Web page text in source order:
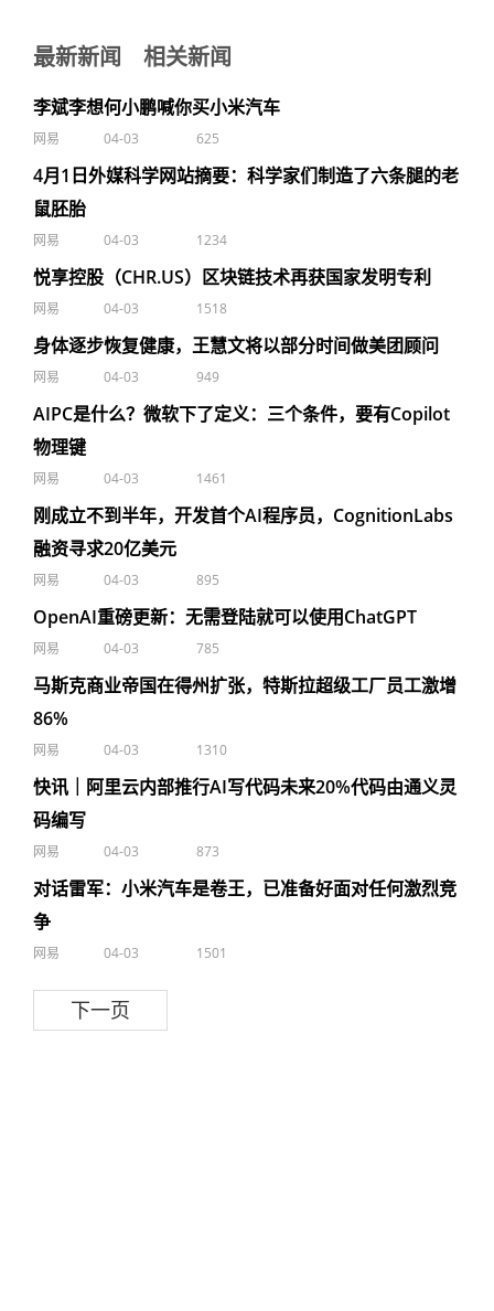
最新新闻 相关新闻
李斌李想何小鹏喊你买小米汽车
网易 04-03 625
4月1日外媒科学网站摘要：科学家们制造了六条腿的老
鼠胚胎
网易 04-03 1234
悦享控股（CHR.US）区块链技术再获国家发明专利
网易 04-03 1518
身体逐步恢复健康，王慧文将以部分时间做美团顾问
网易 04-03 949
AIPC是什么？微软下了定义：三个条件，要有Copilot
物理键
网易 04-03 1461
刚成立不到半年，开发首个AI程序员，CognitionLabs
融资寻求20亿美元
网易 04-03 895
OpenAI重磅更新：无需登陆就可以使用ChatGPT
网易 04-03 785
马斯克商业帝国在得州扩张，特斯拉超级工厂员工激增
86%
网易 04-03 1310
快讯｜阿里云内部推行AI写代码未来20%代码由通义灵
码编写
网易 04-03 873
对话雷军：小米汽车是卷王，已准备好面对任何激烈竞
争
网易 04-03 1501
下一页